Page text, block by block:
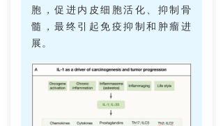
胞，促进内皮细胞活化、抑制骨
髓，最终引起免疫抑制和肿瘤进
展。